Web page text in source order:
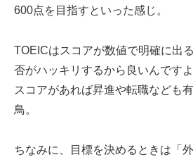
600点を目指すといった感じ。
TOEICはスコアが数値で明確に出
否がハッキリするから良いんです
スコアがあれば昇進や転職なども
鳥。
ちなみに、目標を決めるときは「